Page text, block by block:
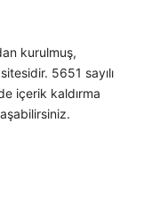
kurulmuş,
5651 sayılı
içerik kaldırma